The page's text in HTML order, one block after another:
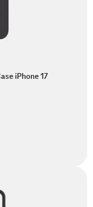
iPhone 17